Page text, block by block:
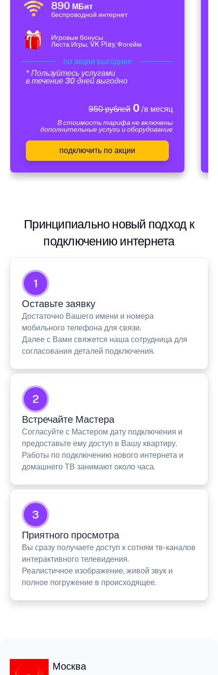
890 МБит
беспроводной интернет
Игровые бонусы
Леста Игры, VK Play, Фогейм
по акции выгоднее
* Пользуйтесь услугами
в течение 30 дней выгодно
950 рублей0 /в месяц
В стоимость тарифа не включены
дополнительные услуги и оборудование
подключить по акции
Принципиально новый подход к
подключению интернета
1
Оставьте заявку
Достаточно Вашего имени и номера
мобильного телефона для связи.
Далее с Вами свяжется наша сотрудница для
согласования деталей подключения.
2
Встречайте Мастера
Согласуйте с Мастером дату подключения и
предоставьте ему доступ в Вашу квартиру.
Работы по подключению нового интернета и
домашнего ТВ занимают около часа.
3
Приятного просмотра
Вы сразу получаете доступ к сотням тв-каналов
интерактивного телевидения.
Реалистичное изображение, живой звук и
полное погружение в происходящее.
Москва